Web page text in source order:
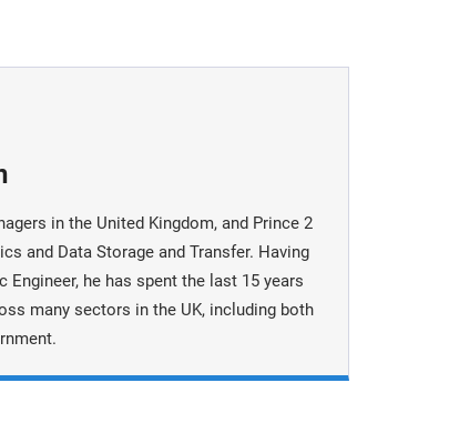
in the United Kingdom, and Prince 2
and Data Storage and Transfer. Having
he has spent the last 15 years
many sectors in the UK, including both